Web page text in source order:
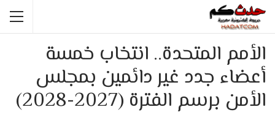
الأمم المتحدة.. انتخاب خمسة
أعضاء جدد غير دائمين بمجلس
الأمن برسم الفترة (2027-2028)